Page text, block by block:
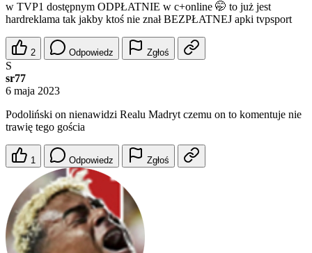
w TVP1 dostępnym ODPŁATNIE w c+online 🤭 to już jest
hardreklama tak jakby ktoś nie znał BEZPŁATNEJ apki tvpsport
2 Odpowiedz Zgłoś
S
sr77
6 maja 2023
Podoliński on nienawidzi Realu Madryt czemu on to komentuje nie
trawię tego gościa
1 Odpowiedz Zgłoś